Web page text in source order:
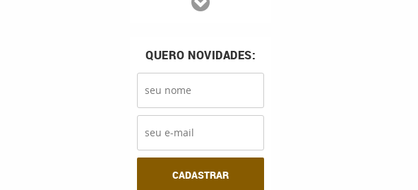
QUERO NOVIDADES:
CADASTRAR